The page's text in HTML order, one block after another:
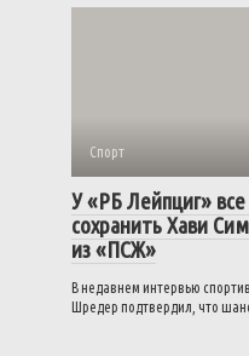
Спорт
У «РБ Лейпциг»
сохранить Хави
из «ПСЖ»
В недавнем интервью
Шредер подтвердил, что